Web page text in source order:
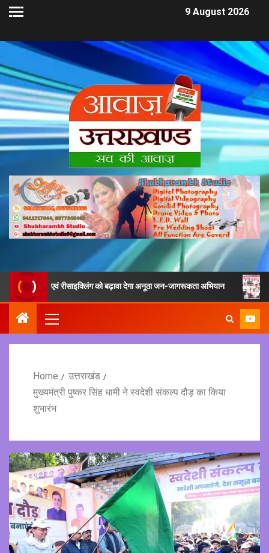
9 August 2026
एवं रीसाइक्लिंग को बढ़ावा देगा अनूठा जन-जागरूकता अभियान फिटनेस
Home
उत्तराखंड
मुख्यमंत्री पुष्कर सिंह धामी ने स्वदेशी संकल्प दौड़ का किया
शुभारंभ